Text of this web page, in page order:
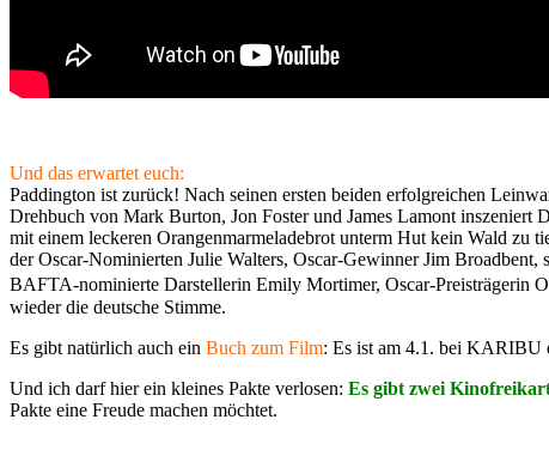
Und das erwartet euch:
Paddington ist zurück! Nach seinen ersten beiden erfolgreichen
Drehbuch von Mark Burton, Jon Foster und James Lamont inszeniert
mit einem leckeren Orangenmarmeladebrot unterm Hut kein Wald
der Oscar-Nominierten Julie Walters, Oscar-Gewinner Jim
BAFTA-nominierte Darstellerin Emily Mortimer, Oscar-Preisträgerin
wieder die deutsche Stimme.
Es gibt natürlich auch ein Buch zum Film: Es ist am 4.1. bei KARIBU
Und ich darf hier ein kleines Pakte verlosen: Es gibt zwei
Pakte eine Freude machen möchtet.